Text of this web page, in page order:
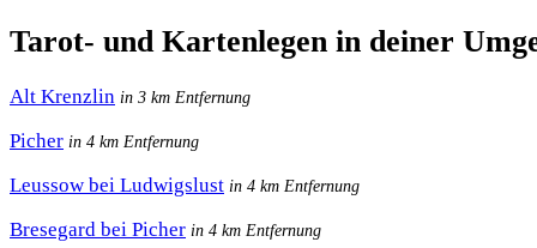
Tarot- und Kartenlegen in deiner
Alt Krenzlin in 3 km Entfernung
Picher in 4 km Entfernung
Leussow bei Ludwigslust in 4 km Entfernung
Bresegard bei Picher in 4 km Entfernung